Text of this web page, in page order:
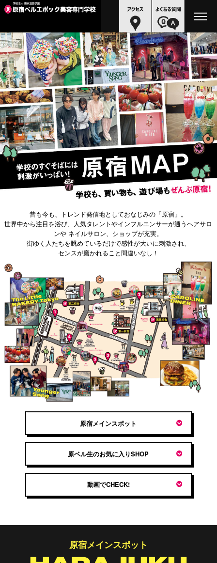
昔も今も、トレンド発信地としておなじみの「原宿」。
世界中から注目を浴び、人気タレントやインフルエンサーが通うヘアサロ
ンや ネイルサロン、ショップが充実。
街ゆく人たちを眺めているだけで感性が大いに刺激され、
センスが磨かれること間違いなし！
原宿メインスポット
原ベル生のお気に入りSHOP
動画でCHECK!
原宿メインスポット